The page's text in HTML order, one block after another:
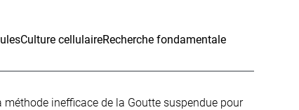
Culture cellulaireRecherche fondamentale
inefficace de la Goutte suspendue pour